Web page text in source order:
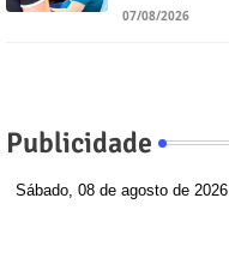
07/08/2026
Publicidade
Sábado, 08 de agosto de 2026